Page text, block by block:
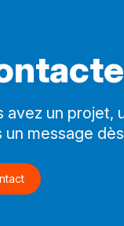
avez un projet,
un message